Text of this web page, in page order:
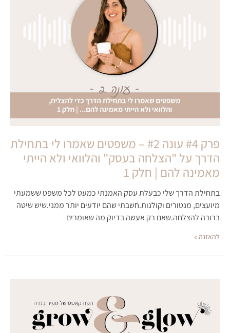
פרק #4 עונה #2 – משפטים שאמרו לי בתחילת
הדרך על "הצלחה בעסק" והלוואי ולא הייתי
מאמינה להם | חלק 1
בתחילת הדרך שלי כבעלת עסק האמנתי כמעט לכל משפט ששמעתי
מיועצים, מנטורים וקולגות.חשבתי שהם יודעים יותר ממני.שיש שיטה
ברורה להצלחה.שאם רק אעשה בדיוק מה שאומרים
להאזנה »